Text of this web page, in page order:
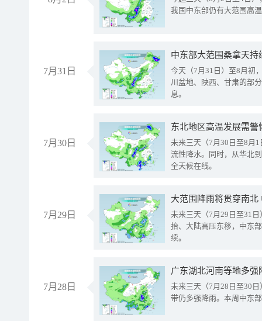
我国中东部仍有大范围高
7月31日
中东部大范围桑拿天
今天（7月31日）至8月初
川盆地、陕西、甘肃的部
息。
7月30日
东北地区高温发展需
未来三天（7月30日至8月
流性降水。同时，从华北
全天候在线。
7月29日
大范围降雨将贯穿南
未来三天（7月29日至31
抬、大陆高压东移，中东
续。
7月28日
广东湖北河南等地多
未来三天（7月28日至30
带仍多强降雨。本周中东